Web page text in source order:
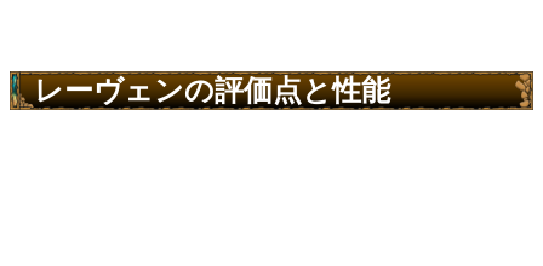
レーヴェンの評価点と性能